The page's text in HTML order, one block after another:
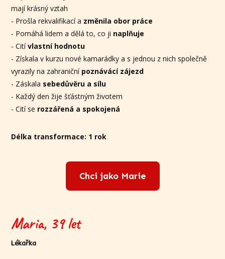
mají krásný vztah
- Prošla rekvalifikací a změnila obor práce
- Pomáhá lidem a dělá to, co ji naplňuje
- Citívlastní hodnotu
- Získala v kurzu nové kamarádky a s jednou z nich společně
vyrazily na zahraničnípoznávácí zájezd
- Záskala sebedůvěru a sílu
- Každý den žije šťástným životem
- Cití se rozzářená a spokojená
Délka transformace: 1 rok
Chci jako Marie
Maria, 39 let
Lékařka